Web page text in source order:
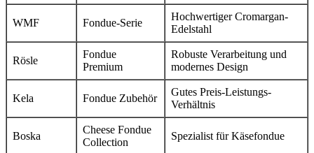
WMF Fondue-Serie
Hochwertiger Cromargan-
Edelstahl
Rösle
Fondue
Premium
Robuste Verarbeitung und
modernes Design
Kela Fondue Zubehör
Gutes Preis-Leistungs-
Verhältnis
Boska
Cheese Fondue
Collection
Spezialist für Käsefondue